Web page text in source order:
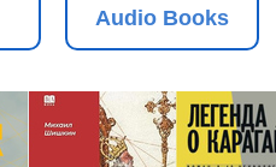
Audio Books